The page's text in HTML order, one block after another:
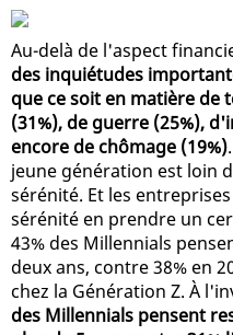
Au-delà de l'aspect
des inquiétudes
que ce soit en matière de
(31%), de guerre (25%),
encore de chômage (19%)
jeune génération est loin
sérénité. Et les
sérénité en prendre un
43% des Millennials
deux ans, contre 38% en
chez la Génération Z. À
des Millennials pensent